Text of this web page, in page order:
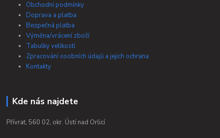
Obchodní podmínky
Doprava a platba
Bezpečná platba
Výměna/vrácení zboží
Tabulky velikostí
Zpracování osobních údajů a jejich ochrana
Kontakty
Kde nás najdete
Přívrat, 560 02, okr. Ústí nad Orlicí